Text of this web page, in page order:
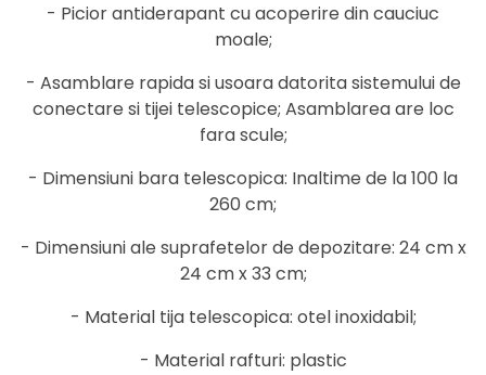
- Picior antiderapant cu acoperire din cauciuc
moale;
- Asamblare rapida si usoara datorita sistemului de
conectare si tijei telescopice; Asamblarea are loc
fara scule;
- Dimensiuni bara telescopica: Inaltime de la 100 la
260 cm;
- Dimensiuni ale suprafetelor de depozitare: 24 cm x
24 cm x 33 cm;
- Material tija telescopica: otel inoxidabil;
- Material rafturi: plastic